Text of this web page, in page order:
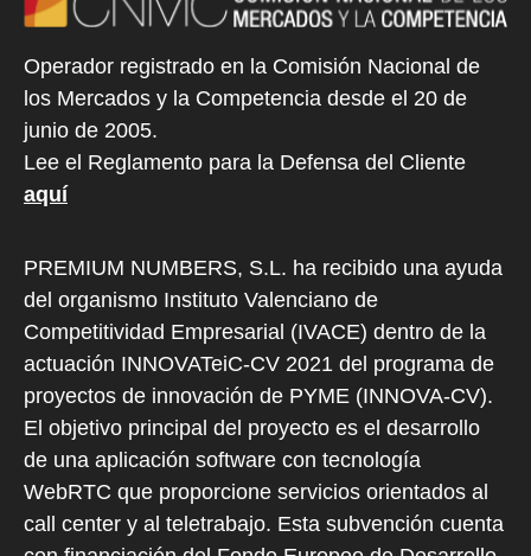
Operador registrado en la Comisión Nacional de
los Mercados y la Competencia desde el 20 de
junio de 2005.
Lee el Reglamento para la Defensa del Cliente
aquí
PREMIUM NUMBERS, S.L. ha recibido una ayuda
del organismo Instituto Valenciano de
Competitividad Empresarial (IVACE) dentro de la
actuación INNOVATeiC-CV 2021 del programa de
proyectos de innovación de PYME (INNOVA-CV).
El objetivo principal del proyecto es el desarrollo
de una aplicación software con tecnología
WebRTC que proporcione servicios orientados al
call center y al teletrabajo. Esta subvención cuenta